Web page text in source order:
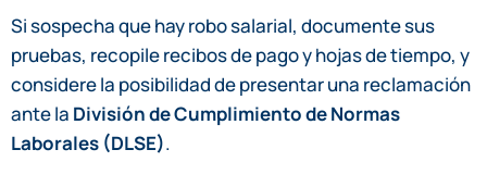
Si sospecha que hay robo salarial, documente sus
pruebas, recopile recibos de pago y hojas de tiempo, y
considere la posibilidad de presentar una reclamación
ante la División de Cumplimiento de Normas
Laborales (DLSE).